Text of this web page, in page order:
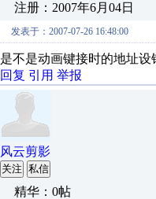
注册：2007年6月04日
发表于：2007-07-26 16:48:00
是不是动画键接时的地址设
回复 引用 举报
风云剪影
关注 私信
精华：0帖